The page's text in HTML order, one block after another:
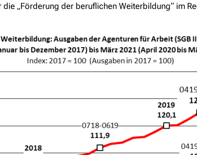
„Förderung der beruflichen Weiterbildung“ im